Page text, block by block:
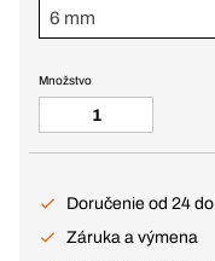
6 mm
Množstvo
Doručenie od 24
Záruka a výmena